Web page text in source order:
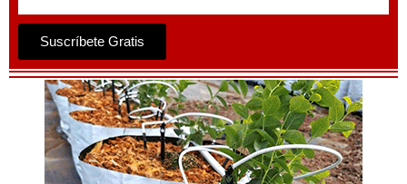
Suscríbete Gratis